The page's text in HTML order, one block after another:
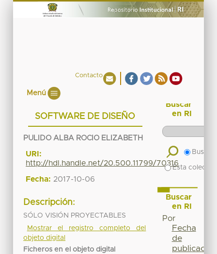
Contacto
Menú
SOFTWARE DE DISEÑO
PULIDO ALBA ROCIO ELIZABETH
URI:
http://hdl.handle.net/20.500.11799/70316
Fecha: 2017-10-06
Descripción:
SÓLO VISIÓN PROYECTABLES
Mostrar el registro completo del
objeto digital
Ficheros en el objeto digital
Buscar
en RI
Buscar
Esta
Buscar
en RI
Por
Fecha
de
publicación